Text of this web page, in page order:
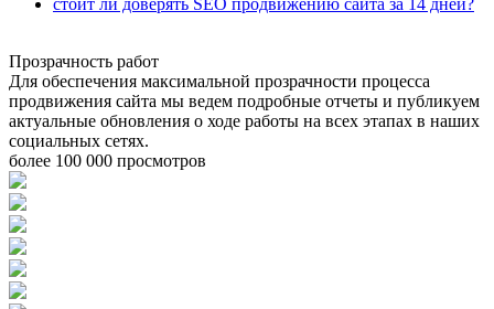
Прозрачность работ
Для обеспечения максимальной прозрачности процесса
продвижения сайта мы ведем подробные отчеты и публикуем
актуальные обновления о ходе работы на всех этапах в наших
социальных сетях.
более 100 000 просмотров